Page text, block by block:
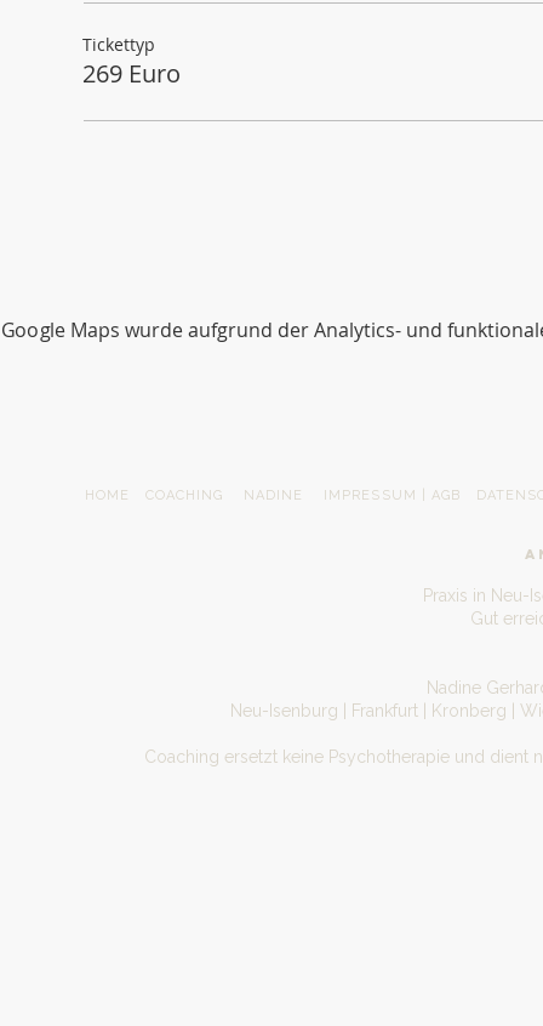
Tickettyp
269 Euro
Google Maps wurde aufgrund der Analytics- und
HOME COACHING NADINE IMPRESSUM | AGB
Praxis in Neu-
Gut
Nadine
Neu-Isenburg | Frankfurt | Kronberg |
Coaching ersetzt keine Psychotherapie und dient